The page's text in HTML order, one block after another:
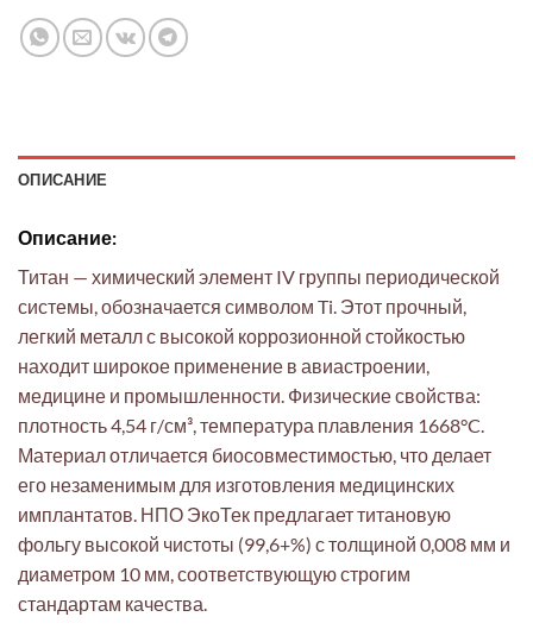
ОПИСАНИЕ
Описание:
Титан — химический элемент IV группы периодической
системы, обозначается символом Ti. Этот прочный,
легкий металл с высокой коррозионной стойкостью
находит широкое применение в авиастроении,
медицине и промышленности. Физические свойства:
плотность 4,54 г/см³, температура плавления 1668°C.
Материал отличается биосовместимостью, что делает
его незаменимым для изготовления медицинских
имплантатов. НПО ЭкоТек предлагает титановую
фольгу высокой чистоты (99,6+%) с толщиной 0,008 мм и
диаметром 10 мм, соответствующую строгим
стандартам качества.